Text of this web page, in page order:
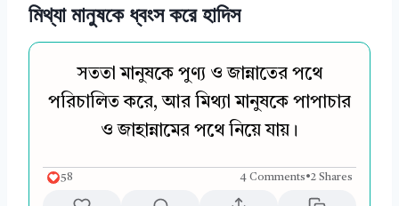
মিথ্যা মানুষকে ধ্বংস করে হাদিস
সততা মানুষকে পুণ্য ও জান্নাতের পথে
পরিচালিত করে, আর মিথ্যা মানুষকে পাপাচার
ও জাহান্নামের পথে নিয়ে যায়।
58 4 Comments•2 Shares